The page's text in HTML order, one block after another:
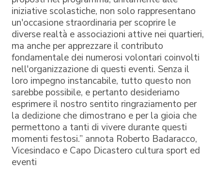
iniziative scolastiche, non solo rappresentano
un'occasione straordinaria per scoprire le
diverse realtà e associazioni attive nei quartieri,
ma anche per apprezzare il contributo
fondamentale dei numerosi volontari coinvolti
nell'organizzazione di questi eventi. Senza il
loro impegno instancabile, tutto questo non
sarebbe possibile, e pertanto desideriamo
esprimere il nostro sentito ringraziamento per
la dedizione che dimostrano e per la gioia che
permettono a tanti di vivere durante questi
momenti festosi.” annota Roberto Badaracco,
Vicesindaco e Capo Dicastero cultura sport ed
eventi